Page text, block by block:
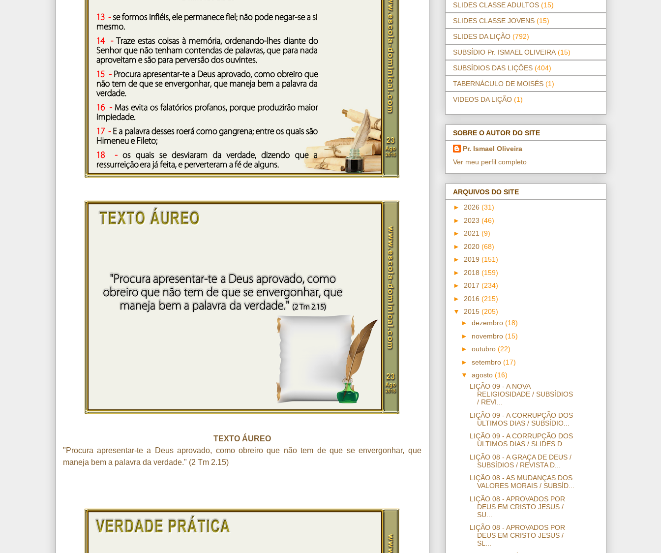
TEXTO ÁUREO
"Procura apresentar-te a Deus aprovado, como obreiro que não tem de que se envergonhar, que
maneja bem a palavra da verdade." (2 Tm 2.15)
SLIDES CLASSE ADULTOS (15)
SLIDES CLASSE JOVENS (15)
SLIDES DA LIÇÃO (792)
SUBSÍDIO Pr. ISMAEL OLIVEIRA (15)
SUBSÍDIOS DAS LIÇÕES (404)
TABERNÁCULO DE MOISÉS (1)
VIDEOS DA LIÇÃO (1)
SOBRE O AUTOR DO SITE
Pr. Ismael Oliveira
Ver meu perfil completo
ARQUIVOS DO SITE
► 2026 (31)
► 2023 (46)
► 2021 (9)
► 2020 (68)
► 2019 (151)
► 2018 (159)
► 2017 (234)
► 2016 (215)
▼ 2015 (205)
►dezembro(18)
► novembro(15)
►outubro(22)
►setembro(17)
▼agosto(16)
LIÇÃO 09 - A NOVA
RELIGIOSIDADE / SUBSÍDIOS
/ REVI...
LIÇÃO 09 - A CORRUPÇÃO DOS
ÚLTIMOS DIAS / SUBSÍDIO...
LIÇÃO 09 - A CORRUPÇÃO DOS
ÚLTIMOS DIAS / SLIDES D...
LIÇÃO 08 - A GRAÇA DE DEUS /
SUBSÍDIOS / REVISTA D...
LIÇÃO 08 - AS MUDANÇAS DOS
VALORES MORAIS / SUBSÍD...
LIÇÃO 08 - APROVADOS POR
DEUS EM CRISTO JESUS /
SU...
LIÇÃO 08 - APROVADOS POR
DEUS EM CRISTO JESUS /
SL...